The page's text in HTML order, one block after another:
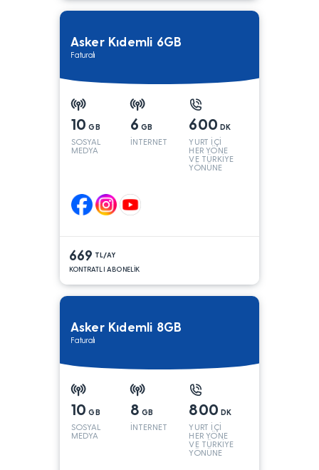
Asker Kıdemli 6GB
Faturalı
10 GB
SOSYAL
MEDYA
6 GB
İNTERNET
600 DK
YURT İÇİ
HER YÖNE
VE TÜRKİYE
YÖNÜNE
669 TL/AY
KONTRATLI ABONELİK
Asker Kıdemli 8GB
Faturalı
10 GB
SOSYAL
MEDYA
8 GB
İNTERNET
800 DK
YURT İÇİ
HER YÖNE
VE TÜRKİYE
YÖNÜNE